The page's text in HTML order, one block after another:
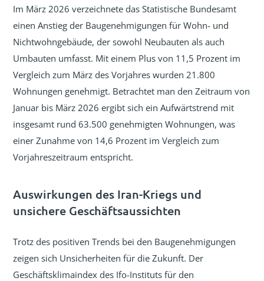
Im März 2026 verzeichnete das Statistische Bundesamt
einen Anstieg der Baugenehmigungen für Wohn- und
Nichtwohngebäude, der sowohl Neubauten als auch
Umbauten umfasst. Mit einem Plus von 11,5 Prozent im
Vergleich zum März des Vorjahres wurden 21.800
Wohnungen genehmigt. Betrachtet man den Zeitraum von
Januar bis März 2026 ergibt sich ein Aufwärtstrend mit
insgesamt rund 63.500 genehmigten Wohnungen, was
einer Zunahme von 14,6 Prozent im Vergleich zum
Vorjahreszeitraum entspricht.
Auswirkungen des Iran-Kriegs und
unsichere Geschäftsaussichten
Trotz des positiven Trends bei den Baugenehmigungen
zeigen sich Unsicherheiten für die Zukunft. Der
Geschäftsklimaindex des Ifo-Instituts für den